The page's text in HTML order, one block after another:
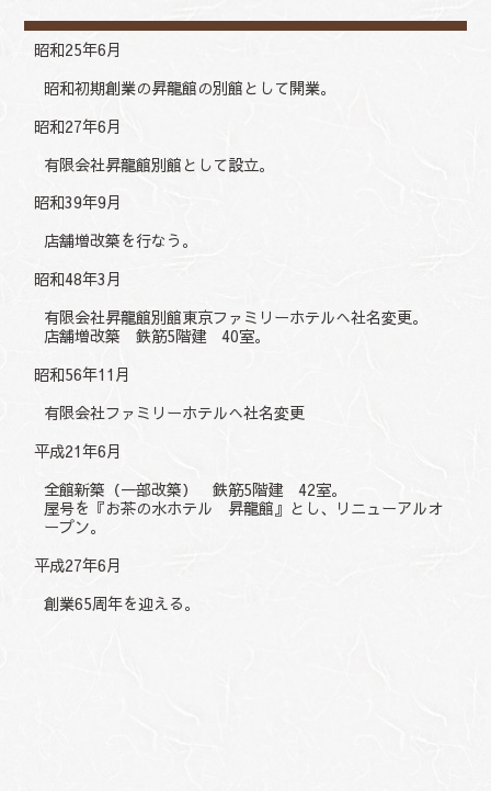
昭和25年6月
昭和初期創業の昇龍館の別館として開業。
昭和27年6月
有限会社昇龍館別館として設立。
昭和39年9月
店舗増改築を行なう。
昭和48年3月
有限会社昇龍館別館東京ファミリーホテルへ社名変更。
店舗増改築 鉄筋5階建 40室。
昭和56年11月
有限会社ファミリーホテルへ社名変更
平成21年6月
全館新築（一部改築） 鉄筋5階建 42室。
屋号を『お茶の水ホテル 昇龍館』とし、リニューアルオ
ープン。
平成27年6月
創業65周年を迎える。